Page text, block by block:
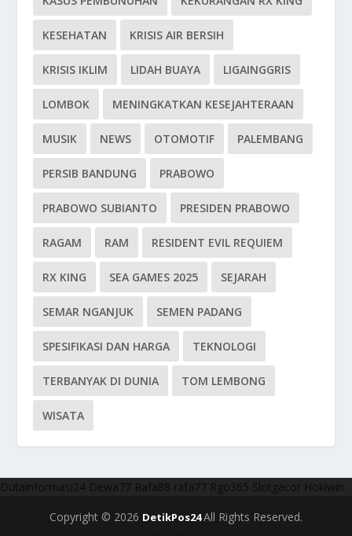
KESEHATAN KRISIS AIR BERSIH
KRISIS IKLIM LIDAH BUAYA LIGAINGGRIS
LOMBOK MENINGKATKAN KESEJAHTERAAN
MUSIK NEWS OTOMOTIF PALEMBANG
PERSIB BANDUNG PRABOWO
PRABOWO SUBIANTO PRESIDEN PRABOWO
RAGAM RAM RESIDENT EVIL REQUIEM
RX KING SEA GAMES 2025 SEJARAH
SEMAR NGANJUK SEMEN PADANG
SPESIFIKASI DAN HARGA TEKNOLOGI
TERBANYAK DI DUNIA TOM LEMBONG
WISATA
Dutainformasi24 Dewa77 Rafa88 rafa77 Rgo365 Slotgacor Hokiwin
Copyright © 2026 DetikPos24All Rights Reserved.